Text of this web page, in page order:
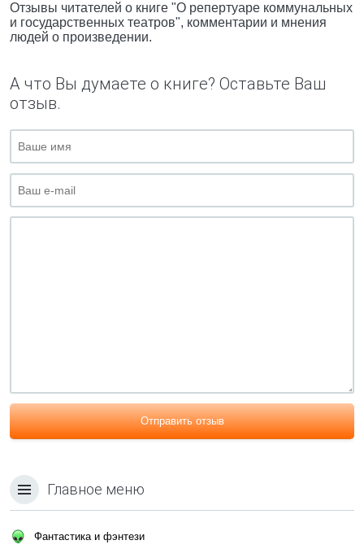
Отзывы читателей о книге "О репертуаре коммунальных
и государственных театров", комментарии и мнения
людей о произведении.
А что Вы думаете о книге? Оставьте Ваш
отзыв.
Отправить отзыв
Главное меню
Фантастика и фэнтези